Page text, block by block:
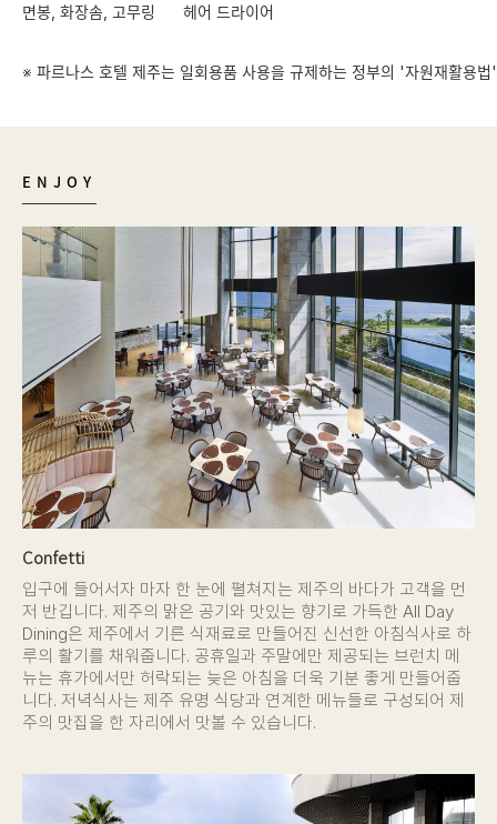
면봉, 화장솜, 고무링
헤어 드라이어
※ 파르나스 호텔 제주는 일회용품 사용을 규제하는 정부의 '자원재활용
ENJOY
Confetti
입구에 들어서자 마자 한 눈에 펼쳐지는 제주의 바다가 고객을 먼
저 반깁니다. 제주의 맑은 공기와 맛있는 향기로 가득한 All Day
Dining은 제주에서 기른 식재료로 만들어진 신선한 아침식사로 하
루의 활기를 채워줍니다. 공휴일과 주말에만 제공되는 브런치 메
뉴는 휴가에서만 허락되는 늦은 아침을 더욱 기분 좋게 만들어줍
니다. 저녁식사는 제주 유명 식당과 연계한 메뉴들로 구성되어 제
주의 맛집을 한 자리에서 맛볼 수 있습니다.